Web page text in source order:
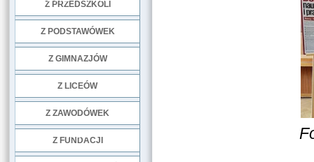
Z PRZEDSZKOLI
Z PODSTAWÓWEK
Z GIMNAZJÓW
Z LICEÓW
Z ZAWODÓWEK
Z FUNDACJI